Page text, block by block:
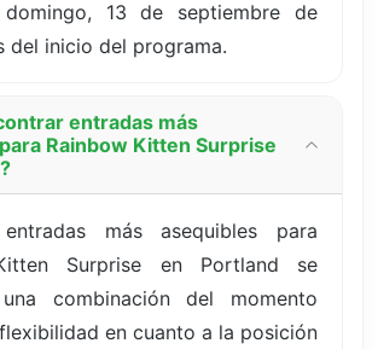
13 de septiembre de
del inicio del programa.
entradas más
Rainbow Kitten Surprise
más asequibles para
Surprise en Portland se
combinación del momento
en cuanto a la posición